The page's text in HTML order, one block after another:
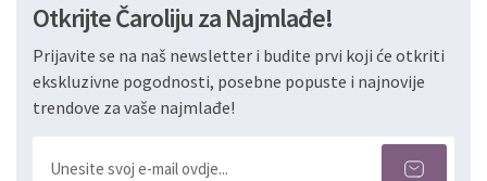
Otkrijte Čaroliju za Najmlađe!
Prijavite se na naš newsletter i budite prvi koji će otkriti
ekskluzivne pogodnosti, posebne popuste i najnovije
trendove za vaše najmlađe!